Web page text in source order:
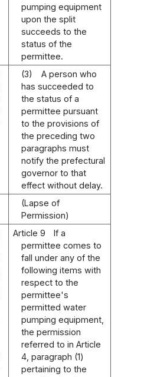
pumping equipment
upon the split
succeeds to the
status of the
permittee.
(3)
A person who
has succeeded to
the status of a
permittee pursuant
to the provisions of
the preceding two
paragraphs must
notify the prefectural
governor to that
effect without delay.
(Lapse of
Permission)
Article 9
If a
permittee comes to
fall under any of the
following items with
respect to the
permittee's
permitted water
pumping equipment,
the permission
referred to in Article
4, paragraph (1)
pertaining to the